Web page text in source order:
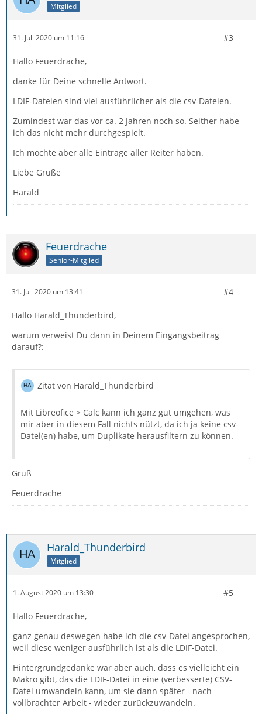
Mitglied
31. Juli 2020 um 11:16 #3
Hallo Feuerdrache,
danke für Deine schnelle Antwort.
LDIF-Dateien sind viel ausführlicher als die csv-Dateien.
Zumindest war das vor ca. 2 Jahren noch so. Seither habe
ich das nicht mehr durchgespielt.
Ich möchte aber alle Einträge aller Reiter haben.
Liebe Grüße
Harald
Feuerdrache
Senior-Mitglied
31. Juli 2020 um 13:41 #4
Hallo Harald_Thunderbird,
warum verweist Du dann in Deinem Eingangsbeitrag
darauf?:
Zitat von Harald_Thunderbird
Mit Libreofice > Calc kann ich ganz gut umgehen, was
mir aber in diesem Fall nichts nützt, da ich ja keine csv-
Datei(en) habe, um Duplikate herausfiltern zu können.
Gruß
Feuerdrache
Harald_Thunderbird
Mitglied
1. August 2020 um 13:30 #5
Hallo Feuerdrache,
ganz genau deswegen habe ich die csv-Datei angesprochen,
weil diese weniger ausführlich ist als die LDIF-Datei.
Hintergrundgedanke war aber auch, dass es vielleicht ein
Makro gibt, das die LDIF-Datei in eine (verbesserte) CSV-
Datei umwandeln kann, um sie dann später - nach
vollbrachter Arbeit - wieder zurückzuwandeln.